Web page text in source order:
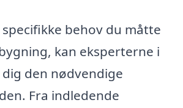
behov du måtte
kan eksperterne i
den nødvendige
Fra indledende